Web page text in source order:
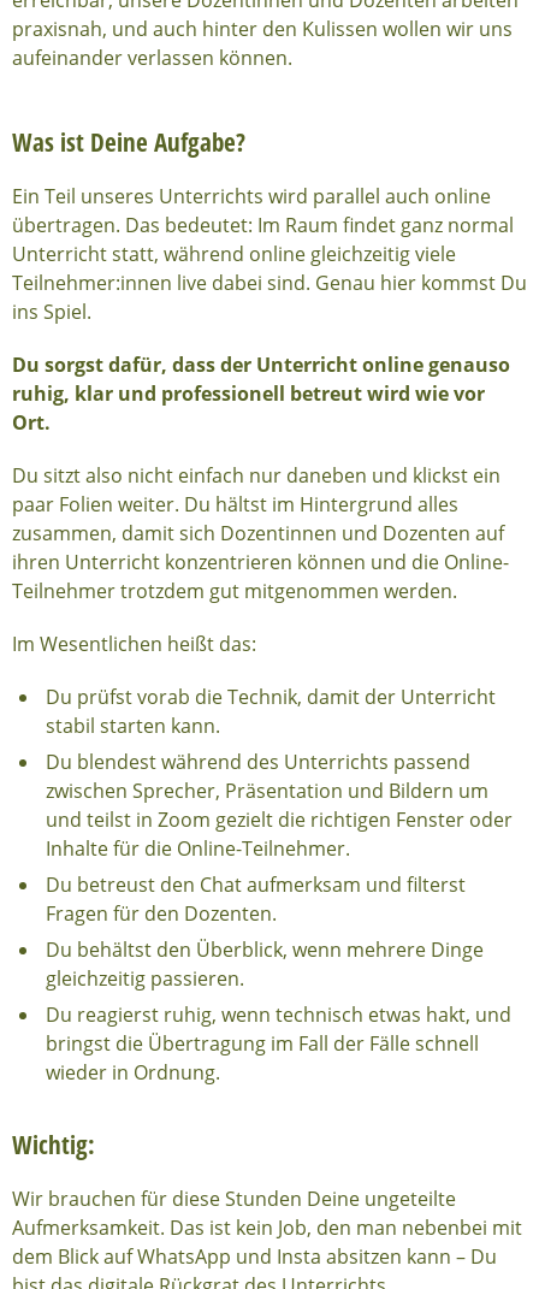
praxisnah, und auch hinter den Kulissen wollen wir uns
aufeinander verlassen können.
Was ist Deine Aufgabe?
Ein Teil unseres Unterrichts wird parallel auch online
übertragen. Das bedeutet: Im Raum findet ganz normal
Unterricht statt, während online gleichzeitig viele
Teilnehmer:innen live dabei sind. Genau hier kommst Du
ins Spiel.
Du sorgst dafür, dass der Unterricht online genauso
ruhig, klar und professionell betreut wird wie vor
Ort.
Du sitzt also nicht einfach nur daneben und klickst ein
paar Folien weiter. Du hältst im Hintergrund alles
zusammen, damit sich Dozentinnen und Dozenten auf
ihren Unterricht konzentrieren können und die Online-
Teilnehmer trotzdem gut mitgenommen werden.
Im Wesentlichen heißt das:
Du prüfst vorab die Technik, damit der Unterricht
stabil starten kann.
Du blendest während des Unterrichts passend
zwischen Sprecher, Präsentation und Bildern um
und teilst in Zoom gezielt die richtigen Fenster oder
Inhalte für die Online-Teilnehmer.
Du betreust den Chat aufmerksam und filterst
Fragen für den Dozenten.
Du behältst den Überblick, wenn mehrere Dinge
gleichzeitig passieren.
Du reagierst ruhig, wenn technisch etwas hakt, und
bringst die Übertragung im Fall der Fälle schnell
wieder in Ordnung.
Wichtig:
Wir brauchen für diese Stunden Deine ungeteilte
Aufmerksamkeit. Das ist kein Job, den man nebenbei mit
dem Blick auf WhatsApp und Insta absitzen kann – Du